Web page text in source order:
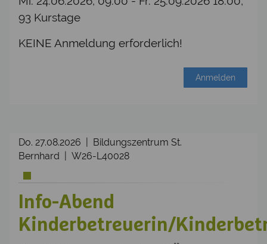
93 Kurstage
KEINE Anmeldung erforderlich!
Anmelden
Do. 27.08.2026 | Bildungszentrum St.
Bernhard | W26-L40028
Info-Abend
Kinderbetreuerin/